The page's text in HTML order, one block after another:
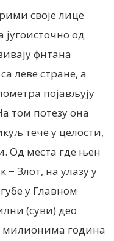
своје лице
од
фнтана
леве стране, а
појављују
том потезу она
тече у целости,
Од места где њен
− Злот, на улазу у
у Главном
(суви) део
милионима година